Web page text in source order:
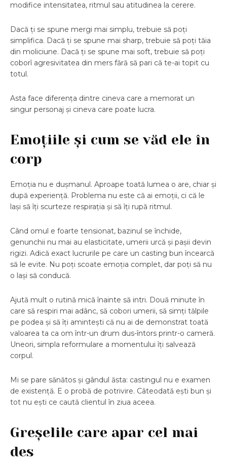
modifice intensitatea, ritmul sau atitudinea la cerere.
Dacă ți se spune mergi mai simplu, trebuie să poți
simplifica. Dacă ți se spune mai sharp, trebuie să poți tăia
din moliciune. Dacă ți se spune mai soft, trebuie să poți
coborî agresivitatea din mers fără să pari că te-ai topit cu
totul.
Asta face diferența dintre cineva care a memorat un
singur personaj și cineva care poate lucra.
Emoțiile și cum se văd ele în
corp
Emoția nu e dușmanul. Aproape toată lumea o are, chiar și
după experiență. Problema nu este că ai emoții, ci că le
lași să îți scurteze respirația și să îți rupă ritmul.
Când omul e foarte tensionat, bazinul se închide,
genunchii nu mai au elasticitate, umerii urcă și pașii devin
rigizi. Adică exact lucrurile pe care un casting bun încearcă
să le evite. Nu poți scoate emoția complet, dar poți să nu
o lași să conducă.
Ajută mult o rutină mică înainte să intri. Două minute în
care să respiri mai adânc, să cobori umerii, să simți tălpile
pe podea și să îți amintești că nu ai de demonstrat toată
valoarea ta ca om într-un drum dus-întors printr-o cameră.
Uneori, simpla reformulare a momentului îți salvează
corpul.
Mi se pare sănătos și gândul ăsta: castingul nu e examen
de existență. E o probă de potrivire. Câteodată ești bun și
tot nu ești ce caută clientul în ziua aceea.
Greșelile care apar cel mai
des